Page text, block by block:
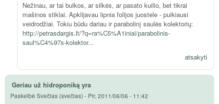
Nežinau, ar tai bulkos, ar silkės, ar pasato kuilio, bet tikrai
mašinos stiklai. Apklijavau lipnia folijos juostele - puikiausi
veidrodžiai. Tokiu būdu dariau ir parabolinį saulės kolektorių:
http://petrasdargis.lt/?q=ra%C5%A1iniai/parabolinis-
saul%C4%97s-kolektor...
atsakyti
Geriau už hidroponiką yra
Paskelbė Svečias (svečias) - Pir, 2011/06/06 - 11:42